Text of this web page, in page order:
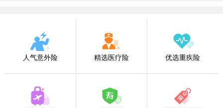
人气意外险 精选医疗险 优选重疾险